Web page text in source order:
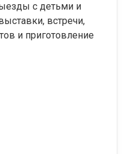
с детьми и
встречи,
и приготовление